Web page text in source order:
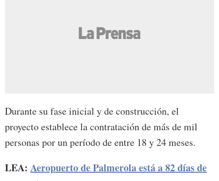
Durante su fase inicial y de construcción, el
proyecto establece la contratación de más de mil
personas por un período de entre 18 y 24 meses.
LEA: Aeropuerto de Palmerola está a 82 días de